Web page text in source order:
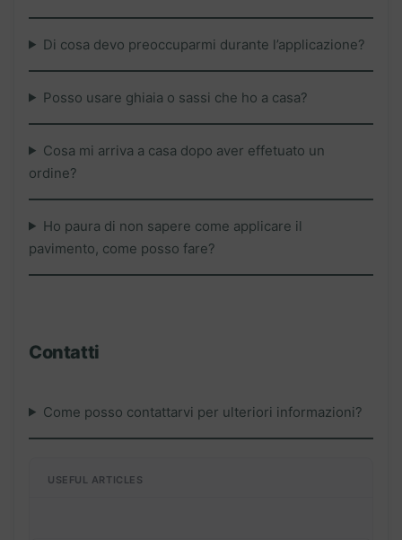
Di cosa devo preoccuparmi durante l’applicazione?
Posso usare ghiaia o sassi che ho a casa?
Cosa mi arriva a casa dopo aver effetuato un
ordine?
Ho paura di non sapere come applicare il
pavimento, come posso fare?
Contatti
Come posso contattarvi per ulteriori informazioni?
USEFUL ARTICLES